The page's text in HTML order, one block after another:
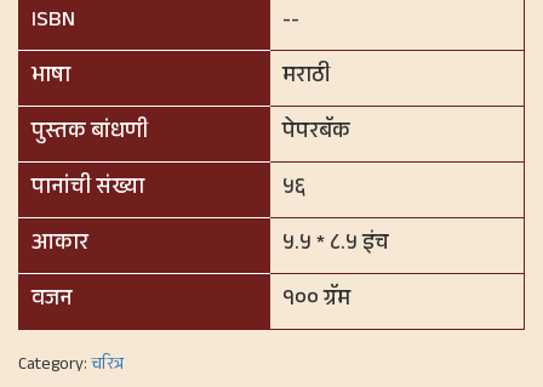
ISBN
--
भाषा
मराठी
पुस्तक बांधणी
पेपरबॅक
पानांची संख्या
५६
आकार
५.५ * ८.५ इंच
वजन
१०० ग्रॅम
Category:चरित्र